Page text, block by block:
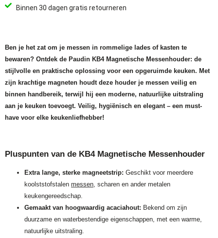
Binnen 30 dagen gratis retourneren
Ben je het zat om je messen in rommelige lades of kasten te
bewaren? Ontdek de Paudin KB4 Magnetische Messenhouder: de
stijlvolle en praktische oplossing voor een opgeruimde keuken. Met
zijn krachtige magneten houdt deze houder je messen veilig en
binnen handbereik, terwijl hij een moderne, natuurlijke uitstraling
aan je keuken toevoegt. Veilig, hygiënisch en elegant – een must-
have voor elke keukenliefhebber!
Pluspunten van de KB4 Magnetische Messenhouder
Extra lange, sterke magneetstrip: Geschikt voor meerdere
koolststofstalen messen , scharen en ander metalen
keukengereedschap.
Gemaakt van hoogwaardig acaciahout: Bekend om zijn
duurzame en waterbestendige eigenschappen, met een warme,
natuurlijke uitstraling.